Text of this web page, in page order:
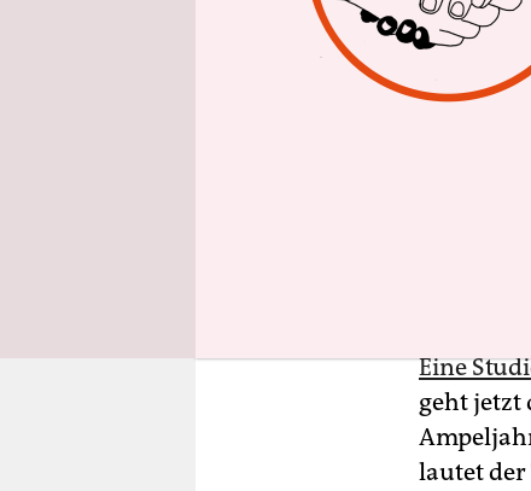
Mit den
Vorwurf
Grünen
immer
ihre
die
Eine
geht jetzt
lautet der